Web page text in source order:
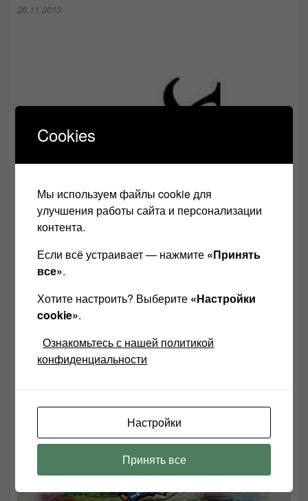
26.11.2013
Выставка HI-FI & HIGH END SHOW возвращается на Урал
Cookies
Мы используем файлы cookie для
улучшения работы сайта и персонализации
контента.
Если всё устраивает — нажмите «Принять
все».
Хотите настроить? Выберите «Настройки
cookie».
Ознакомьтесь с нашей политикой
конфиденциальности
Настройки
Принять все